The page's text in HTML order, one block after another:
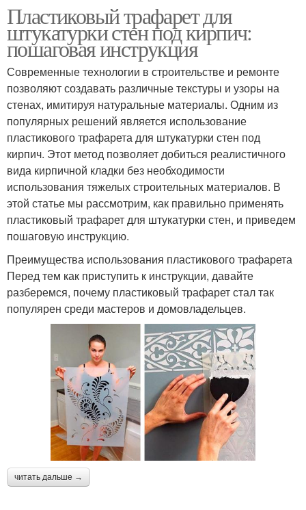
Пластиковый трафарет для
штукатурки стен под кирпич:
пошаговая инструкция
Современные технологии в строительстве и ремонте
позволяют создавать различные текстуры и узоры на
стенах, имитируя натуральные материалы. Одним из
популярных решений является использование
пластикового трафарета для штукатурки стен под
кирпич. Этот метод позволяет добиться реалистичного
вида кирпичной кладки без необходимости
использования тяжелых строительных материалов. В
этой статье мы рассмотрим, как правильно применять
пластиковый трафарет для штукатурки стен, и приведем
пошаговую инструкцию.
Преимущества использования пластикового трафарета
Перед тем как приступить к инструкции, давайте
разберемся, почему пластиковый трафарет стал так
популярен среди мастеров и домовладельцев.
читать дальше →